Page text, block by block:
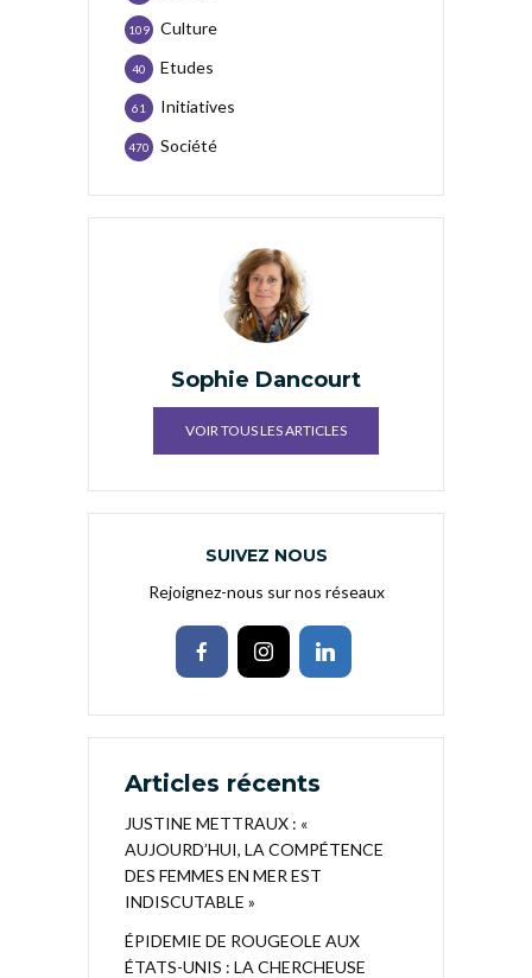
Culture
109
Etudes
40
Initiatives
61
Société
470
Sophie Dancourt
VOIR TOUS LES ARTICLES
SUIVEZ NOUS
Rejoignez-nous sur nos réseaux
Articles récents
JUSTINE METTRAUX : «
AUJOURD’HUI, LA COMPÉTENCE
DES FEMMES EN MER EST
INDISCUTABLE »
ÉPIDEMIE DE ROUGEOLE AUX
ÉTATS-UNIS : LA CHERCHEUSE